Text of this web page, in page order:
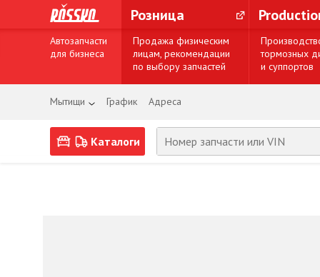
Розница
Автозапчасти
для бизнеса
Продажа физическим
лицам, рекомендации
по выбору запчастей
тормозных
и суппортов
Мытищи График Адреса
Каталоги